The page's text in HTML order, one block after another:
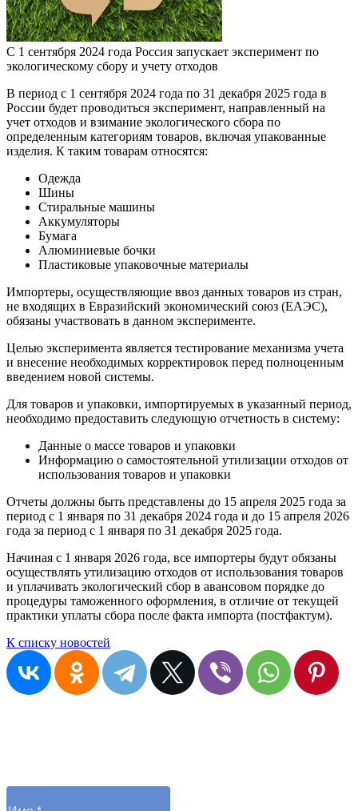
С 1 сентября 2024 года Россия запускает эксперимент по
экологическому сбору и учету отходов
В период с 1 сентября 2024 года по 31 декабря 2025 года в
России будет проводиться эксперимент, направленный на
учет отходов и взимание экологического сбора по
определенным категориям товаров, включая упакованные
изделия. К таким товарам относятся:
Одежда
Шины
Стиральные машины
Аккумуляторы
Бумага
Алюминиевые бочки
Пластиковые упаковочные материалы
Импортеры, осуществляющие ввоз данных товаров из стран,
не входящих в Евразийский экономический союз (ЕАЭС),
обязаны участвовать в данном эксперименте.
Целью эксперимента является тестирование механизма учета
и внесение необходимых корректировок перед полноценным
введением новой системы.
Для товаров и упаковки, импортируемых в указанный период,
необходимо предоставить следующую отчетность в систему:
Данные о массе товаров и упаковки
Информацию о самостоятельной утилизации отходов от
использования товаров и упаковки
Отчеты должны быть представлены до 15 апреля 2025 года за
период с 1 января по 31 декабря 2024 года и до 15 апреля 2026
года за период с 1 января по 31 декабря 2025 года.
Начиная с 1 января 2026 года, все импортеры будут обязаны
осуществлять утилизацию отходов от использования товаров
и уплачивать экологический сбор в авансовом порядке до
процедуры таможенного оформления, в отличие от текущей
практики уплаты сбора после факта импорта (постфактум).
К списку новостей